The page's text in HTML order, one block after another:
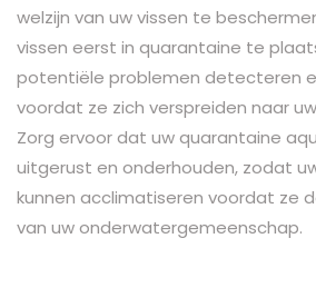
welzijn van uw vissen te
vissen eerst in quarantaine te
potentiële problemen detecteren
voordat ze zich verspreiden naar
Zorg ervoor dat uw quarantaine
uitgerust en onderhouden, zodat
kunnen acclimatiseren voordat ze
van uw onderwatergemeenschap.